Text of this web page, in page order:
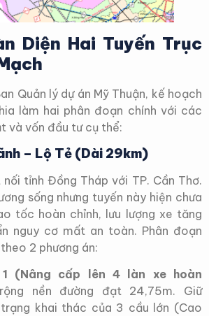
Diện Hai Tuyến Trục
Quản lý dự án Mỹ Thuận, kế hoạch
làm hai phân đoạn chính với các
và vốn đầu tư cụ thể:
– Lộ Tẻ (Dài 29km)
tỉnh Đồng Tháp với TP. Cần Thơ.
sống nhưng tuyến này hiện chưa
tốc hoàn chỉnh, lưu lượng xe tăng
nguy cơ mất an toàn. Phân đoạn
2 phương án:
1 (Nâng cấp lên 4 làn xe hoàn
nền đường đạt 24,75m. Giữ
trạng khai thác của 3 cầu lớn (Cao